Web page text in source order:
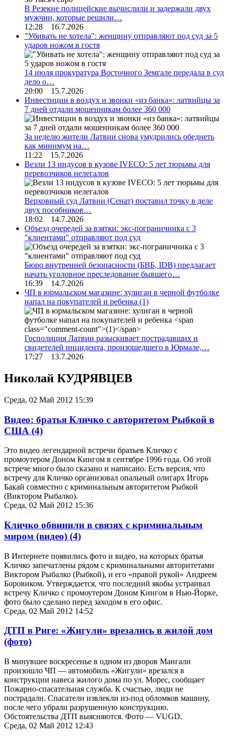
В Резекне полицейские вычислили и задержали двух
мужчин, которые решили…
12:28 16.7.2026
"Убивать не хотела": женщину отправляют под суд за 5
ударов ножом в гостя
14 июля прокуратура Восточного Земгале передала в суд
дело о…
20:00 15.7.2026
Инвестиции в воздух и звонки «из банка»: латвийцы за
7 дней отдали мошенникам более 360 000
За неделю жители Латвии снова умудрились обеднеть
как минимум на…
11:22 15.7.2026
Везли 13 индусов в кузове IVECO: 5 лет тюрьмы для
перевозчиков нелегалов
Верховный суд Латвии (Сенат) поставил точку в деле
двух пособников…
18:02 14.7.2026
Объезд очередей за взятки: экс-пограничника с 3
"клиентами" отправляют под суд
Бюро внутренней безопасности (БВБ, IDB) предлагает
начать уголовное преследование бывшего…
16:39 14.7.2026
ЧП в юрмальском магазине: хулиган в черной футболке
напал на покупателей и ребенка (1)
Госполиция Латвии разыскивает пострадавших и
свидетелей инцидента, произошедшего в Юрмале,…
17:27 13.7.2026
Николай КУДРЯВЦЕВ
Среда, 02 Май 2012 15:39
Видео: братья Кличко с авторитетом Рыбкой в
США (4)
Это видео легендарной встречи братьев Кличко с
промоутером Доном Кингом в сентябре 1996 года. Об этой
встрече много было сказано и написано. Есть версия, что
встречу для Кличко организовал опальный олигарх Игорь
Бакай совместно с криминальным авторитетом Рыбкой
(Виктором Рыбалко).
Среда, 02 Май 2012 15:36
Кличко обвинили в связях с криминальным
миром (видео) (4)
В Интернете появились фото и видео, на которых братья
Кличко запечатлены рядом с криминальными авторитетами
Виктором Рыбалко (Рыбкой), и его «правой рукой» Андреем
Боровиком. Утверждается, что последний якобы устраивал
встречу Кличко с промоутером Доном Кингом в Нью-Йорке,
фото было сделано перед заходом в его офис.
Среда, 02 Май 2012 14:52
ДТП в Риге: «Жигули» врезались в жилой дом
(фото)
В минувшее воскресенье в одном из дворов Мангали
произошло ЧП — автомобиль «Жигули» врезался в
конструкции навеса жилого дома по ул. Морес, сообщает
Пожарно-спасательная служба. К счастью, люди не
пострадали. Спасатели извлекли из-под обломков машину,
после чего убрали разрушенную конструкцию.
Обстоятельства ДТП выясняются. Фото — VUGD.
Среда, 02 Май 2012 12:43